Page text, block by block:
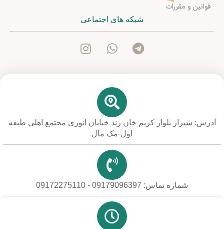
قوانین و مقررات
شبکه های اجتماعی
آدرس: شیراز بلوار کریم خان زند خیابان انوری مجتمع اهلی طبقه
اول-مک مال
شماره تماس: 09179096397 - 09172275110